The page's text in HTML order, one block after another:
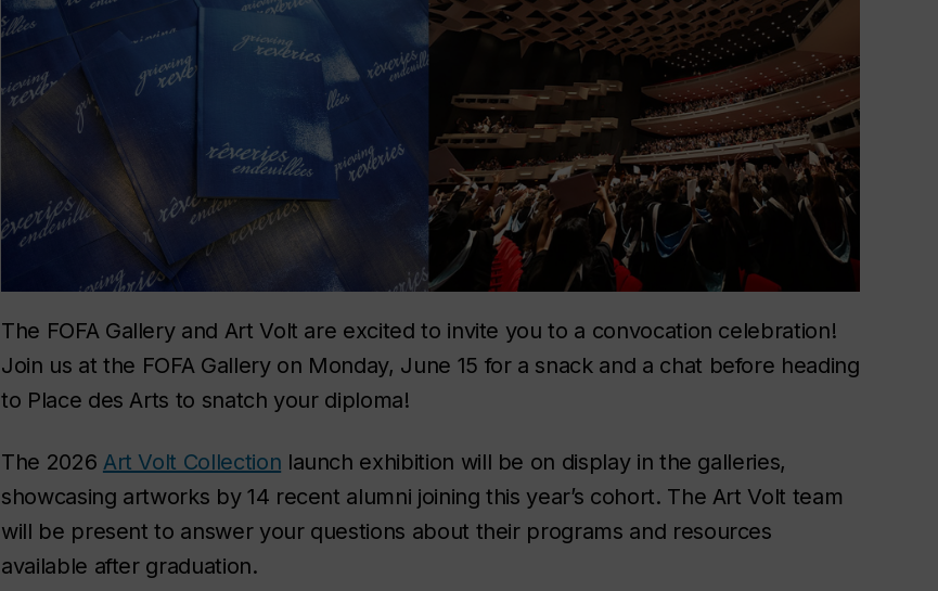
The FOFA Gallery and Art Volt are excited to invite you to a convocation celebration!
Join us at the FOFA Gallery on Monday, June 15 for a snack and a chat before heading
to Place des Arts to snatch your diploma!
The 2026 Art Volt Collection launch exhibition will be on display in the galleries,
showcasing artworks by 14 recent alumni joining this year’s cohort. The Art Volt team
will be present to answer your questions about their programs and resources
available after graduation.